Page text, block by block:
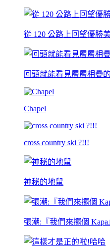
從 120 公路上回望優勝
回頭就能看見層層相疊
Chapel
cross country ski ?!!!
神秘的地鼠
張潮:『我們來擺個 Kapa